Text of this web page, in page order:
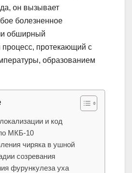
он вызывает
болезненное
обширный
процесс, протекающий с
образованием
и код
МКБ-10
чиряка в ушной
созревания
фурункулеза уха